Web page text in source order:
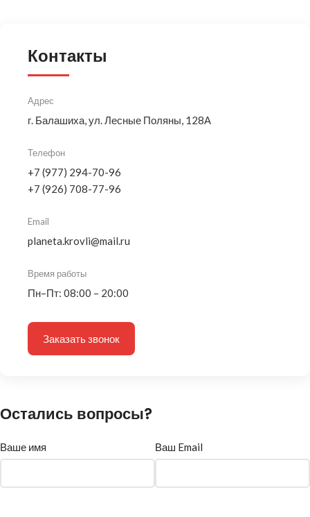
Контакты
Адрес
г. Балашиха, ул. Лесные Поляны, 128А
Телефон
+7 (977) 294-70-96
+7 (926) 708-77-96
Email
planeta.krovli@mail.ru
Время работы
Пн–Пт: 08:00 – 20:00
Заказать звонок
Остались вопросы?
Ваше имя Ваш Email